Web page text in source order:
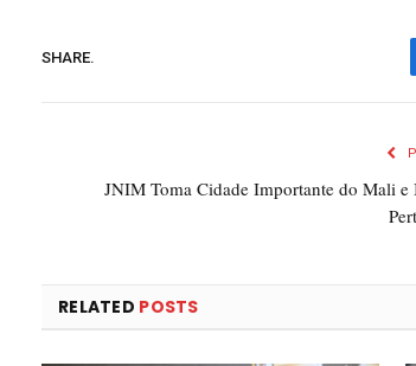
SHARE.
JNIM Toma Cidade Importante do Mali
RELATED POSTS